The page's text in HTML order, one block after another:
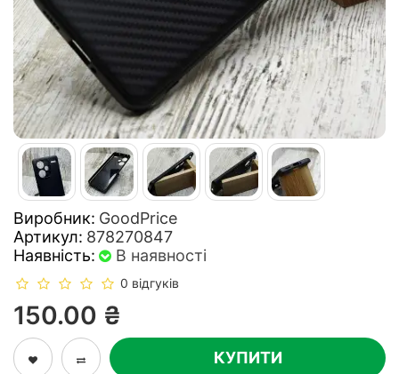
Виробник: GoodPrice
Артикул: 878270847
Наявність:
В наявності
0 відгуків
150.00 ₴
КУПИТИ